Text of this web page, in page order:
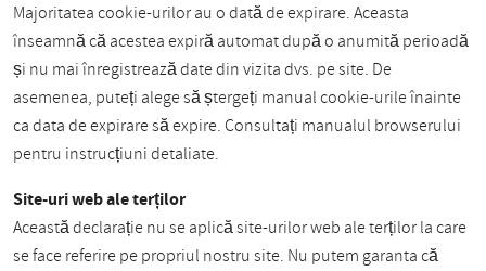
Majoritatea cookie-urilor au o dată de expirare. Aceasta
înseamnă că acestea expiră automat după o anumită perioadă
și nu mai înregistrează date din vizita dvs. pe site. De
asemenea, puteți alege să ștergeți manual cookie-urile înainte
ca data de expirare să expire. Consultați manualul browserului
pentru instrucțiuni detaliate.
Site-uri web ale terților
Această declarație nu se aplică site-urilor web ale terților la care
se face referire pe propriul nostru site. Nu putem garanta că